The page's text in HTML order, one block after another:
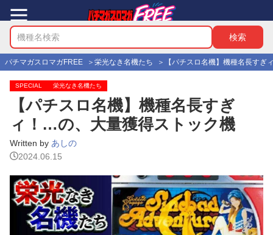
パチマガスロマガFREE 栄光なき名機たち 【パチスロ名機】機種名長す
SPECIAL 栄光なき名機たち
【パチスロ名機】機種名長すぎ
ィ！…の、大量獲得ストック機
Written by あしの
2024.06.15